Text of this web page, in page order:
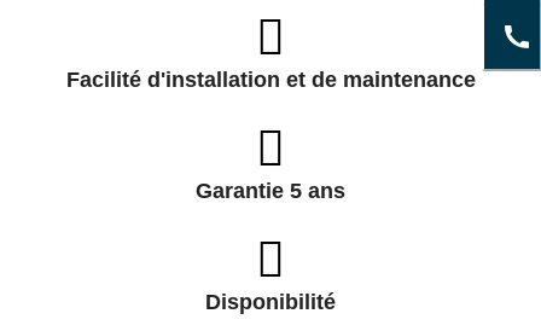
Facilité d'installation et de maintenance
Garantie 5 ans
Disponibilité